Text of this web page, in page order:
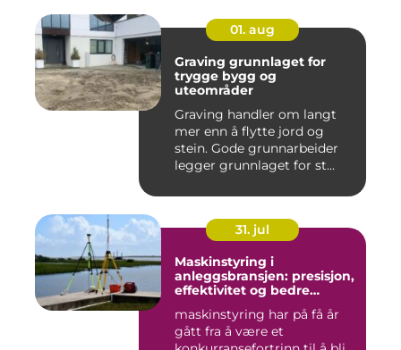
01. aug
Graving grunnlaget for
trygge bygg og
uteområder
Graving handler om langt
mer enn å flytte jord og
stein. Gode grunnarbeider
legger grunnlaget for st...
31. jul
Maskinstyring i
anleggsbransjen: presisjon,
effektivitet og bedre
maskinstyring har på få år
gått fra å være et